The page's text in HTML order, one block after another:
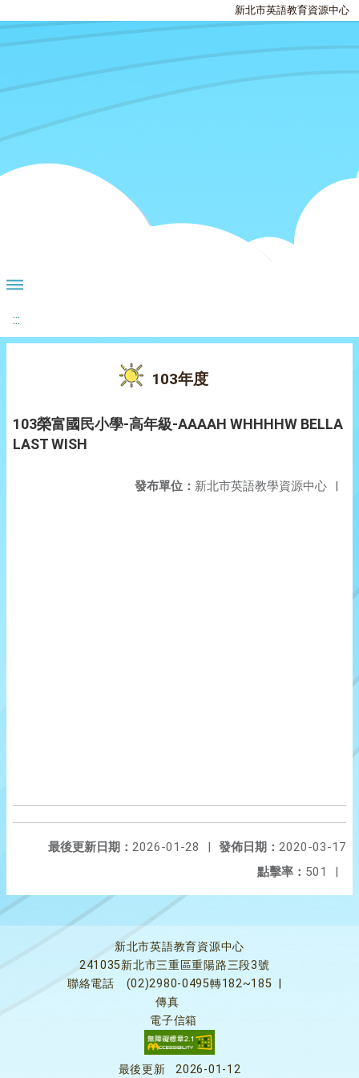
新北市英語教育資源中心
:::
103年度
103榮富國民小學-高年級-AAAAH WHHHHW BELLA
LAST WISH
發布單位： 新北市英語教學資源中心 |
發佈日期： 2020-03-17
最後更新日期： 2026-01-28
|
點擊率： 501 |
新北市英語教育資源中心
241035新北市三重區重陽路三段3號
聯絡電話
(02)2980-0495轉182~185
傳真
電子信箱
最後更新 2026-01-12